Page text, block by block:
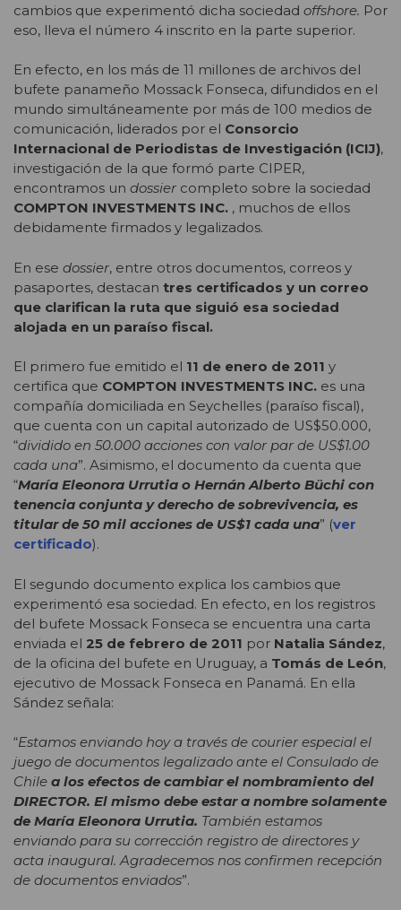
cambios que experimentó dicha sociedad offshore. Por
eso, lleva el número 4 inscrito en la parte superior.
En efecto, en los más de 11 millones de archivos del
bufete panameño Mossack Fonseca, difundidos en el
mundo simultáneamente por más de 100 medios de
comunicación, liderados por el Consorcio
Internacional de Periodistas de Investigación (ICIJ),
investigación de la que formó parte CIPER,
encontramos un dossier completo sobre la sociedad
COMPTON INVESTMENTS INC. , muchos de ellos
debidamente firmados y legalizados.
En ese dossier, entre otros documentos, correos y
pasaportes, destacan tres certificados y un correo
que clarifican la ruta que siguió esa sociedad
alojada en un paraíso fiscal.
El primero fue emitido el 11 de enero de 2011 y
certifica que COMPTON INVESTMENTS INC. es una
compañía domiciliada en Seychelles (paraíso fiscal),
que cuenta con un capital autorizado de US$50.000,
“dividido en 50.000 acciones con valor par de US$1.00
cada una”. Asimismo, el documento da cuenta que
“María Eleonora Urrutia o Hernán Alberto Büchi con
tenencia conjunta y derecho de sobrevivencia, es
titular de 50 mil acciones de US$1 cada una” (ver
certificado).
El segundo documento explica los cambios que
experimentó esa sociedad. En efecto, en los registros
del bufete Mossack Fonseca se encuentra una carta
enviada el 25 de febrero de 2011 por Natalia Sández,
de la oficina del bufete en Uruguay, a Tomás de León,
ejecutivo de Mossack Fonseca en Panamá. En ella
Sández señala:
“Estamos enviando hoy a través de courier especial el
juego de documentos legalizado ante el Consulado de
Chile a los efectos de cambiar el nombramiento del
DIRECTOR. El mismo debe estar a nombre solamente
de María Eleonora Urrutia. También estamos
enviando para su corrección registro de directores y
acta inaugural. Agradecemos nos confirmen recepción
de documentos enviados”.